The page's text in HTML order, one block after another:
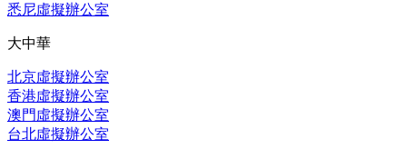
悉尼虛擬辦公室
大中華
北京虛擬辦公室
香港虛擬辦公室
澳門虛擬辦公室
台北虛擬辦公室